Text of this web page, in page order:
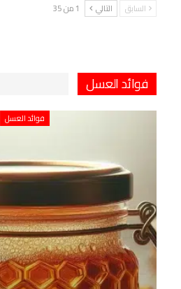
السابق التالي 1 من 35
فوائد العسل
فوائد العسل